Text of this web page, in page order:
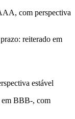
com perspectiva
reiterado em
estável
em BBB-, com